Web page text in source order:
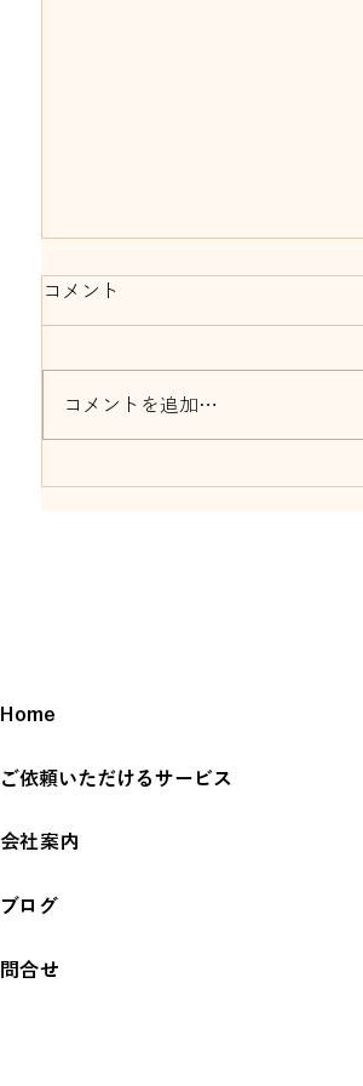
8月16日前橋リリカ ものま
コメント
コメントを追加…
Home
ご依頼いただけるサービス
会社案内
ブログ
問合せ